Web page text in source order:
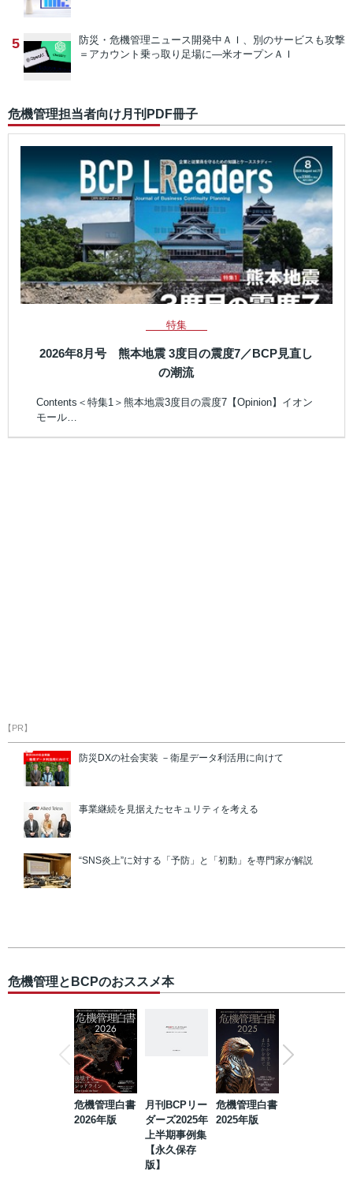
5 防災・危機管理ニュース開発中ＡＩ、別のサービスも攻撃
＝アカウント乗っ取り足場に―米オープンＡＩ
危機管理担当者向け月刊PDF冊子
特集
2026年8月号 熊本地震 3度目の震度7／BCP見直し
の潮流
Contents＜特集1＞熊本地震3度目の震度7【Opinion】イオン
モール…
【PR】
防災DXの社会実装 －衛星データ利活用に向けて
事業継続を見据えたセキュリティを考える
“SNS炎上”に対する「予防」と「初動」を専門家が解説
危機管理とBCPのおススメ本
危機管理白書
2026年版
月刊BCPリー
ダーズ2025年
上半期事例集
【永久保存
版】
危機管理白書
2025年版